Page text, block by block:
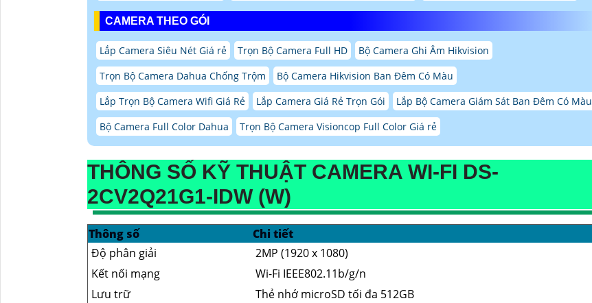
CAMERA THEO GÓI
Lắp Camera Siêu Nét Giá rẻ Trọn Bộ Camera Full HD
Bộ Camera Ghi Âm Hikvision
Trọn Bộ Camera Dahua Chống Trộm
Bộ Camera Hikvision Ban Đêm Có Màu
Lắp Trọn Bộ Camera Wifi Giá Rẻ
Lắp Camera Giá Rẻ Trọn Gói
Lắp Bộ Camera Giám Sát Ban Đêm Có Màu
Bộ Camera Full Color Dahua
Trọn Bộ Camera Visioncop Full Color Giá rẻ
THÔNG SỐ KỸ THUẬT CAMERA WI-FI DS-
2CV2Q21G1-IDW (W)
Thông số
Chi tiết
Độ phân giải
2MP (1920 x 1080)
Kết nối mạng
Wi-Fi IEEE802.11b/g/n
Lưu trữ
Thẻ nhớ microSD tối đa 512GB